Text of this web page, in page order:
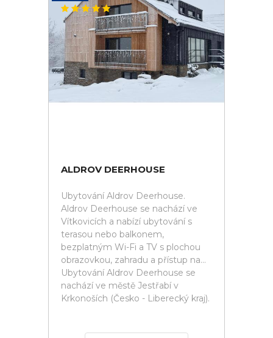
ALDROV DEERHOUSE
Ubytování Aldrov Deerhouse.
Aldrov Deerhouse se nachází ve
Vítkovicích a nabízí ubytování s
terasou nebo balkonem,
bezplatným Wi-Fi a TV s plochou
obrazovkou, zahradu a přístup na...
Ubytování Aldrov Deerhouse se
nachází ve městě Jestřabí v
Krkonoších (Česko - Liberecký kraj).